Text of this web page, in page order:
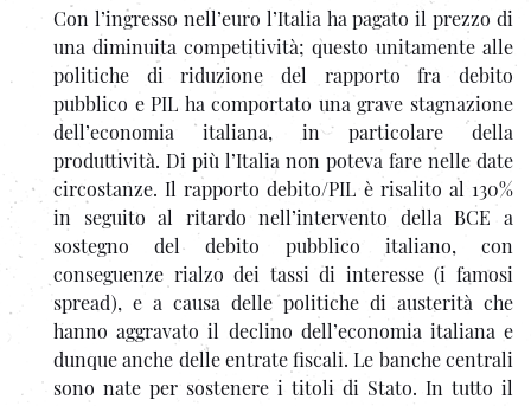
Con l’ingresso nell’euro l’Italia ha pagato il prezzo di
una diminuita competitività; questo unitamente alle
politiche di riduzione del rapporto fra debito
pubblico e PIL ha comportato una grave stagnazione
dell’economia italiana, in particolare della
produttività. Di più l’Italia non poteva fare nelle date
circostanze. Il rapporto debito/PIL è risalito al 130%
in seguito al ritardo nell’intervento della BCE a
sostegno del debito pubblico italiano, con
conseguenze rialzo dei tassi di interesse (i famosi
spread), e a causa delle politiche di austerità che
hanno aggravato il declino dell’economia italiana e
dunque anche delle entrate fiscali. Le banche centrali
sono nate per sostenere i titoli di Stato. In tutto il